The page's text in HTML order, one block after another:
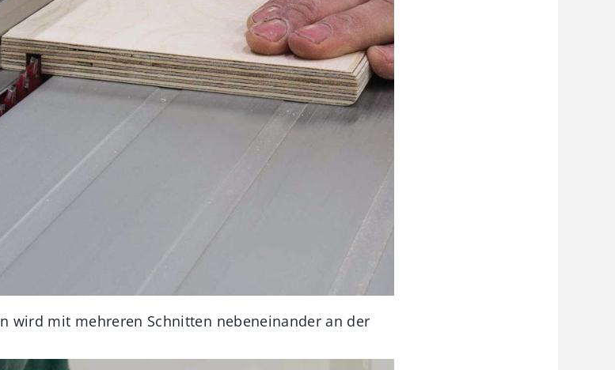
wird mit mehreren Schnitten nebeneinander an der